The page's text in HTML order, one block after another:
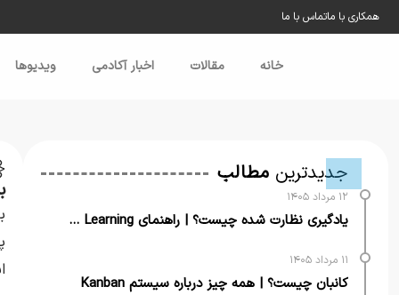
همکاری با ماتماس با ما
خانه مقالات اخبار آکادمی ویدیو‌ها
جدیدترین مطالب
۱۲ مرداد ۱۴۰۵
یادگیری نظارت شده چیست؟ | راهنمای Supervised Learning
۱۱ مرداد ۱۴۰۵
کانبان چیست؟ | همه چیز درباره سیستم Kanban